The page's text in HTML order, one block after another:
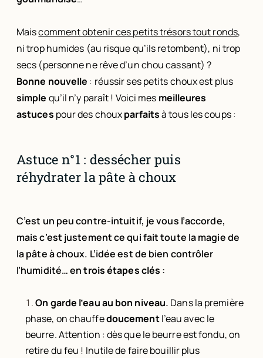
Maiscomment obtenir ces petits trésors tout ronds,
ni trop humides (au risque qu’ils retombent), ni trop
secs (personne ne rêve d’un chou cassant) ?
Bonne nouvelle : réussir ses petits choux est plus
simple qu’il n’y paraît ! Voici mes meilleures
astuces pour des chouxparfaitsà tous les coups :
Astuce n°1 : dessécher puis
réhydrater la pâte à choux
C’est un peu contre-intuitif, je vous l’accorde,
mais c’est justement ce qui fait toute la magie de
la pâte à choux. L’idée est de bien contrôler
l’humidité… entrois étapes clés :
On garde l’eau au bon niveau. Dans la première
phase, on chauffedoucementl’eau avec le
beurre. Attention : dès que le beurre est fondu, on
retire du feu ! Inutile de faire bouillir plus